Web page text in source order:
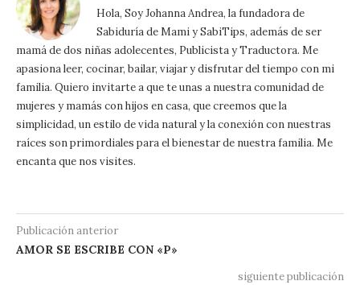
Hola, Soy Johanna Andrea, la fundadora de
Sabiduría de Mami y SabiTips, además de ser
mamá de dos niñas adolecentes, Publicista y Traductora. Me
apasiona leer, cocinar, bailar, viajar y disfrutar del tiempo con mi
familia. Quiero invitarte a que te unas a nuestra comunidad de
mujeres y mamás con hijos en casa, que creemos que la
simplicidad, un estilo de vida natural y la conexión con nuestras
raíces son primordiales para el bienestar de nuestra familia. Me
encanta que nos visites.
Publicación anterior
AMOR SE ESCRIBE CON «P»
siguiente publicación